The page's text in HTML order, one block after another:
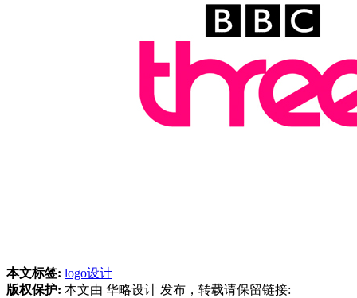
本文标签: logo设计
版权保护: 本文由 华略设计 发布，转载请保留链接: